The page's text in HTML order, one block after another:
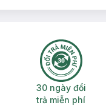
30 ngày
30 ngày đổi
trả miễn phí